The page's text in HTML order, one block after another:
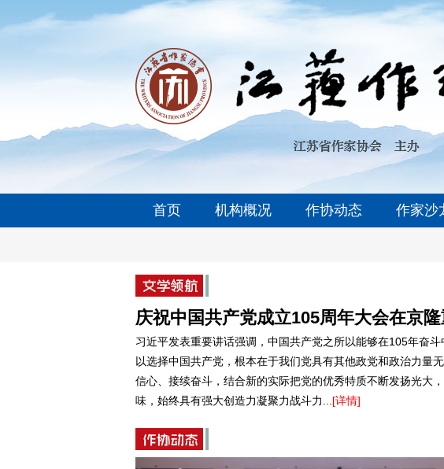
首页 机构概况 作协动态 作家沙
庆祝中国共产党成立105周年大会在京
习近平发表重要讲话强调，中国共产党之所以能够在105年奋
以选择中国共产党，根本在于我们党具有其他政党和政治力量
信心、接续奋斗，结合新的实际把党的优秀特质不断发扬光大
味，始终具有强大创造力凝聚力战斗力... [详情]